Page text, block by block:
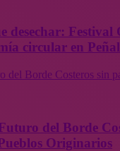
desechar: Festival
circular en
del Borde Costeros sin
del Borde
Originarios